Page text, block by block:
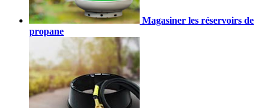
Magasiner les réservoirs de
propane